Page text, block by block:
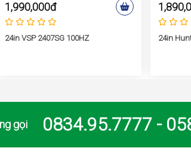
1,990,000đ
24in VSP 2407SG 100HZ 24in
gọi 0834.95.7777 -